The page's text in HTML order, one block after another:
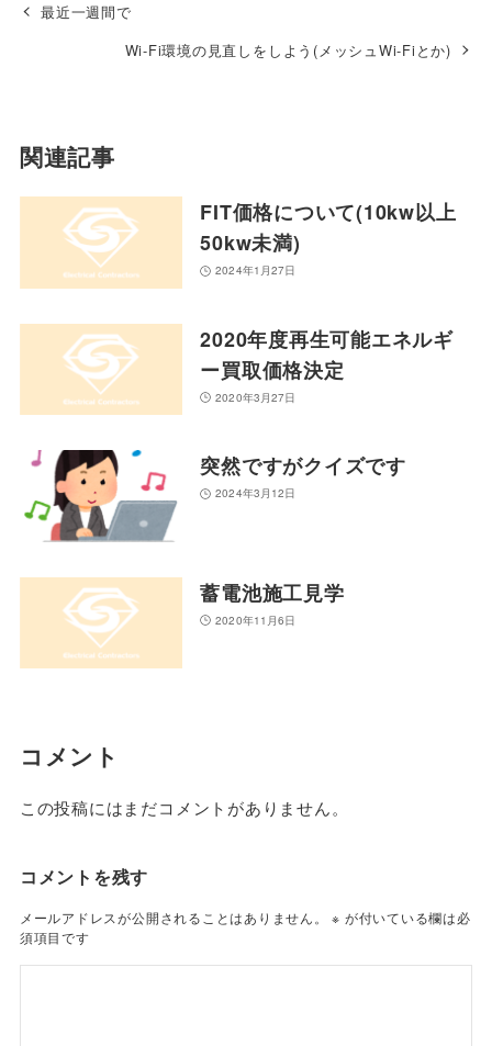
最近一週間で
Wi-Fi環境の見直しをしよう(メッシュWi-Fiとか)
関連記事
FIT価格について(10kw以上
50kw未満)
2024年1月27日
2020年度再生可能エネルギ
ー買取価格決定
2020年3月27日
突然ですがクイズです
2024年3月12日
蓄電池施工見学
2020年11月6日
コメント
この投稿にはまだコメントがありません。
コメントを残す
メールアドレスが公開されることはありません。 ※ が付いている欄は必
須項目です